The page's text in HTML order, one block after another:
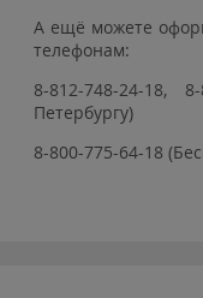
А ещё можете
телефонам:
8-812-748-24-18,
Петербургу)
8-800-775-64-18